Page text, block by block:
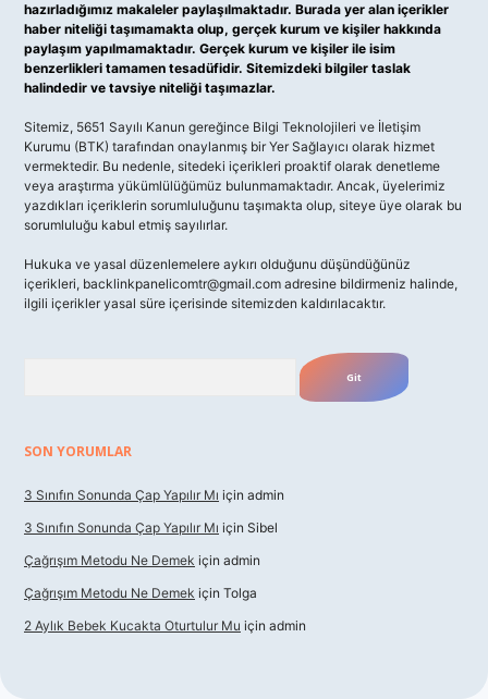
hazırladığımız makaleler paylaşılmaktadır. Burada yer alan içerikler
haber niteliği taşımamakta olup, gerçek kurum ve kişiler hakkında
paylaşım yapılmamaktadır. Gerçek kurum ve kişiler ile isim
benzerlikleri tamamen tesadüfidir. Sitemizdeki bilgiler taslak
halindedir ve tavsiye niteliği taşımazlar.
Sitemiz, 5651 Sayılı Kanun gereğince Bilgi Teknolojileri ve İletişim
Kurumu (BTK) tarafından onaylanmış bir Yer Sağlayıcı olarak hizmet
vermektedir. Bu nedenle, sitedeki içerikleri proaktif olarak denetleme
veya araştırma yükümlülüğümüz bulunmamaktadır. Ancak, üyelerimiz
yazdıkları içeriklerin sorumluluğunu taşımakta olup, siteye üye olarak bu
sorumluluğu kabul etmiş sayılırlar.
Hukuka ve yasal düzenlemelere aykırı olduğunu düşündüğünüz
içerikleri, backlinkpanelicomtr@gmail.com adresine bildirmeniz halinde,
ilgili içerikler yasal süre içerisinde sitemizden kaldırılacaktır.
SON YORUMLAR
3 Sınıfın Sonunda Çap Yapılır Mı için admin
3 Sınıfın Sonunda Çap Yapılır Mı için Sibel
Çağrışım Metodu Ne Demek için admin
Çağrışım Metodu Ne Demek için Tolga
2 Aylık Bebek Kucakta Oturtulur Mu için admin